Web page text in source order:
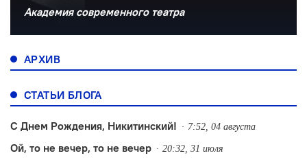
Академия современного театра
АРХИВ
СТАТЬИ БЛОГА
С Днем Рождения, Никитинский! 7:52, 04 августа
Ой, то не вечер, то не вечер 20:32, 31 июля